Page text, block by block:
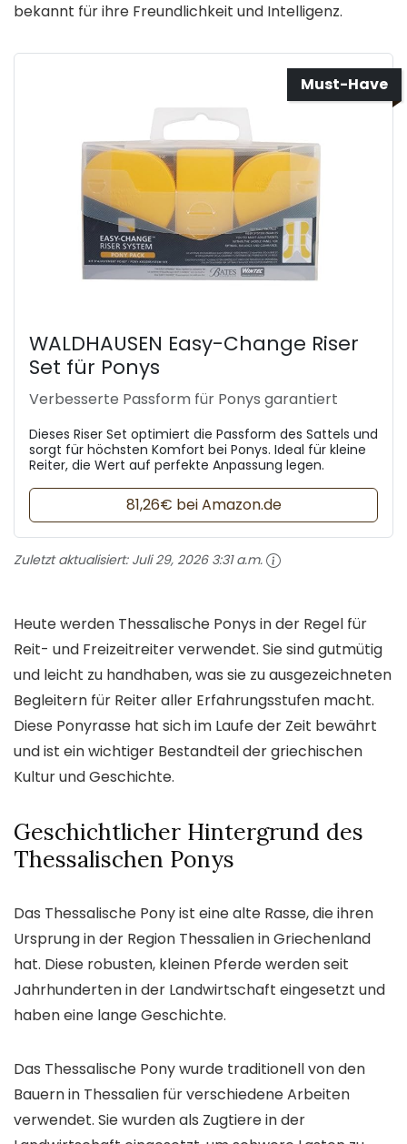
bekannt für ihre Freundlichkeit und Intelligenz.
Must-Have
WALDHAUSEN Easy-Change Riser
Set für Ponys
Verbesserte Passform für Ponys garantiert
Dieses Riser Set optimiert die Passform des Sattels und
sorgt für höchsten Komfort bei Ponys. Ideal für kleine
Reiter, die Wert auf perfekte Anpassung legen.
81,26€ bei Amazon.de
Zuletzt aktualisiert: Juli 29, 2026 3:31 a.m.
Heute werden Thessalische Ponys in der Regel für
Reit- und Freizeitreiter verwendet. Sie sind gutmütig
und leicht zu handhaben, was sie zu ausgezeichneten
Begleitern für Reiter aller Erfahrungsstufen macht.
Diese Ponyrasse hat sich im Laufe der Zeit bewährt
und ist ein wichtiger Bestandteil der griechischen
Kultur und Geschichte.
Geschichtlicher Hintergrund des
Thessalischen Ponys
Das Thessalische Pony ist eine alte Rasse, die ihren
Ursprung in der Region Thessalien in Griechenland
hat. Diese robusten, kleinen Pferde werden seit
Jahrhunderten in der Landwirtschaft eingesetzt und
haben eine lange Geschichte.
Das Thessalische Pony wurde traditionell von den
Bauern in Thessalien für verschiedene Arbeiten
verwendet. Sie wurden als Zugtiere in der